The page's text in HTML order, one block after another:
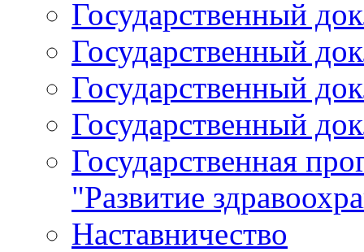
Государственный
Государственный
Государственный
Государственный
Государственная
"Развитие
Наставничество